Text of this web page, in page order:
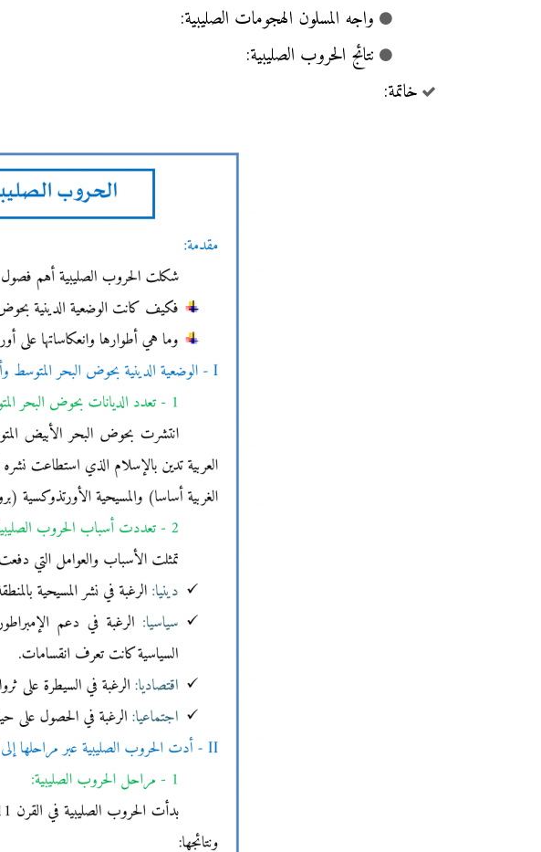
واجه المسلون الهجومات الصليبية:
نتائج الحروب الصليبية:
خاتمة: